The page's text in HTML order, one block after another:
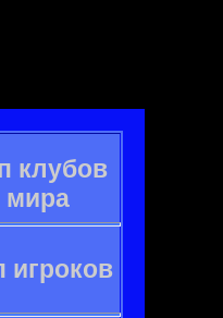
клубов
мира
игроков